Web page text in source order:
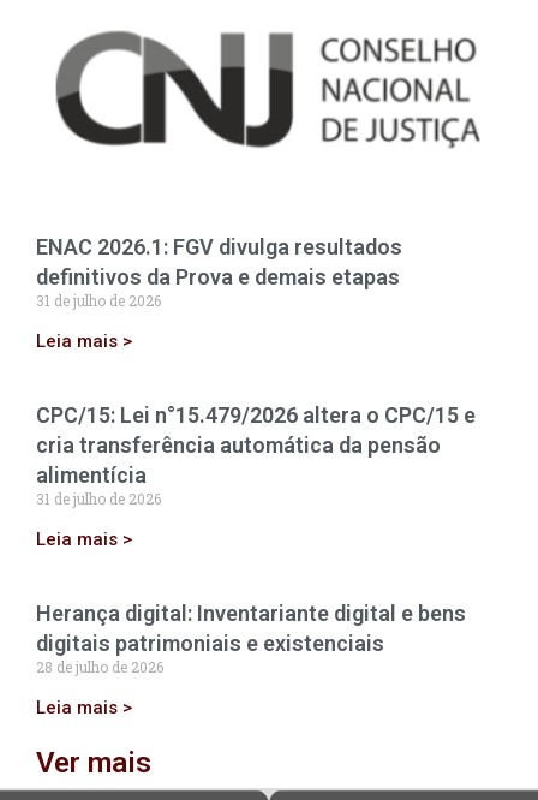
ENAC 2026.1: FGV divulga resultados
definitivos da Prova e demais etapas
31 de julho de 2026
Leia mais >
CPC/15: Lei n°15.479/2026 altera o CPC/15 e
cria transferência automática da pensão
alimentícia
31 de julho de 2026
Leia mais >
Herança digital: Inventariante digital e bens
digitais patrimoniais e existenciais
28 de julho de 2026
Leia mais >
Ver mais